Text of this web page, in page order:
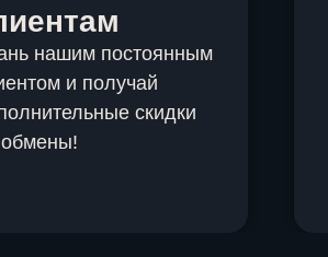
нашим постоянным
и получай
скидки